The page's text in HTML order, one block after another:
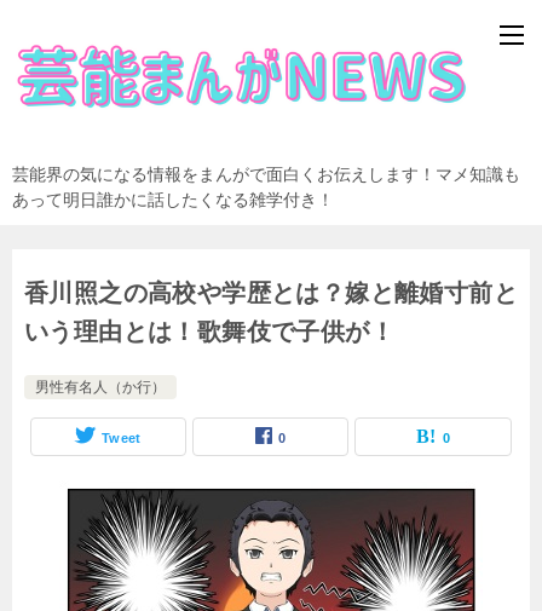
芸能界の気になる情報をまんがで面白くお伝えします！マメ知識も
あって明日誰かに話したくなる雑学付き！
香川照之の高校や学歴とは？嫁と離婚寸前と
いう理由とは！歌舞伎で子供が！
男性有名人（か行）
Tweet 0 0